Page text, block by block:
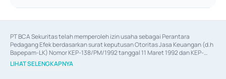
PT BCA Sekuritas telah memperoleh izin usaha sebagai Perantara
Pedagang Efek berdasarkan surat keputusan Otoritas Jasa Keuangan (d.h
Bapepam-LK) Nomor KEP-138/PM/1992 tanggal 11 Maret 1992 dan KEP-
06/D.04/2014 tanggal 28 Februari 2014, izin usaha sebagai Penjamin Emisi
Efek berdasarkan surat keputusan Otoritas Jasa Keuangan Nomor KEP-
LIHAT SELENGKAPNYA